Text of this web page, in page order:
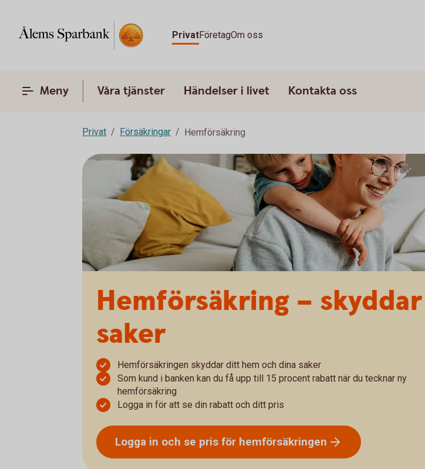
PrivatFöretagOm oss
Meny Våra tjänster Händelser i livet Kontakta oss
Privat Försäkringar Hemförsäkring
Hemförsäkring –
saker
Hemförsäkringen skyddar ditt hem och dina saker
Som kund i banken kan du få upp till 15 procent rabatt när du tecknar ny
hemförsäkring
Logga in för att se din rabatt och ditt pris
Logga in och se pris för hemförsäkringen